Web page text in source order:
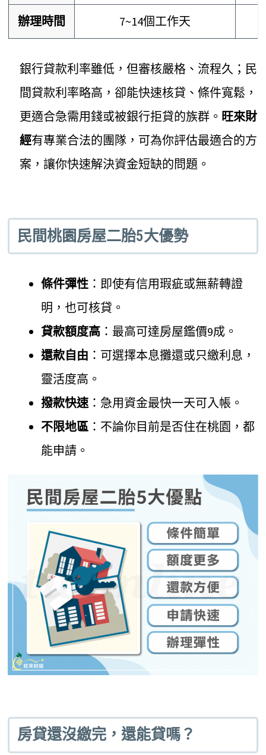
辦理時間 7~14個工作天
銀行貸款利率雖低，但審核嚴格、流程久；民
間貸款利率略高，卻能快速核貸、條件寬鬆，
更適合急需用錢或被銀行拒貸的族群。 旺來財
經有專業合法的團隊，可為你評估最適合的方
案，讓你快速解決資金短缺的問題。
民間桃園房屋二胎5大優勢
條件彈性 ：即使有信用瑕疵或無薪轉證
明，也可核貸。
貸款額度高 ：最高可達房屋鑑價9成。
還款自由 ：可選擇本息攤還或只繳利息，
靈活度高。
撥款快速：急用資金最快一天可入帳。
不限地區 ：不論你目前是否住在桃園，都
能申請。
房貸還沒繳完，還能貸嗎？